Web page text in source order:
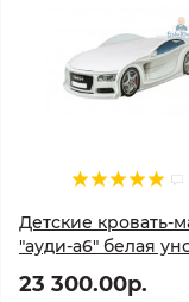
Детские кровать-
"ауди-а6" белая
23 300.00р.